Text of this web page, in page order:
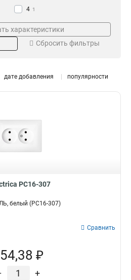
4 1
2 23
3 2
16
характеристики
Сбросить фильтры
дате добавления популярности
РС16-307
белый (РС16-307)
Сравнить
₽
+